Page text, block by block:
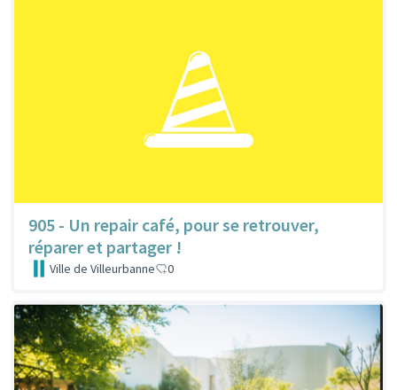
905 - Un repair café, pour se retrouver,
réparer et partager !
Ville de Villeurbanne 0